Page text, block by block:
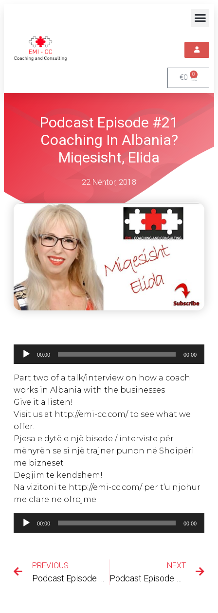
€0 0
Podcast Episode #21
Coaching In Albania?
Miqesisht, Elida
22 Nëntor, 2018
Lojtës
Audiosh
00:00 00:00
Part two of a talk/interview on how a coach
works in Albania with the businesses
Give it a listen!
Visit us at http://emi-cc.com/ to see what we
offer.
Pjesa e dytë e një bisede / interviste për
mënyrën se si një trajner punon në Shqipëri
me bizneset
Degjim te kendshem!
Na vizitoni te http://emi-cc.com/ per t’u njohur
me cfare ne ofrojme
Lojtës
Audiosh
00:00 00:00
PREVIOUS NEXT